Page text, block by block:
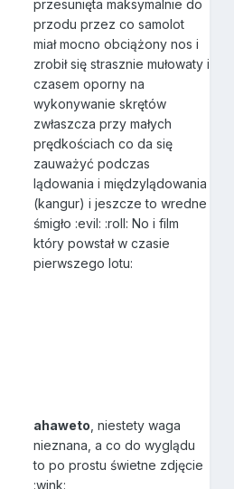
przesunięta maksymalnie do
przodu przez co samolot
miał mocno obciążony nos i
zrobił się strasznie mułowaty i
czasem oporny na
wykonywanie skrętów
zwłaszcza przy małych
prędkościach co da się
zauważyć podczas
lądowania i międzylądowania
(kangur) i jeszcze to wredne
śmigło :evil: :roll: No i film
który powstał w czasie
pierwszego lotu:
ahaweto , niestety waga
nieznana, a co do wyglądu
to po prostu świetne zdjęcie
:wink: